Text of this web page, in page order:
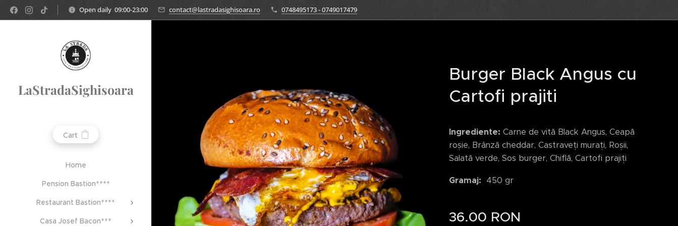
Open daily 09:00-23:00 contact@lastradasighisoara.ro 0748495173 - 0749017479
LaStradaSighisoara
Cart
Home
Pension Bastion****
Restaurant Bastion****
Casa Josef Bacon***
Burger Black Angus cu
Cartofi prajiti
Ingrediente: Carne de vită Black Angus, Ceapă
roșie, Brânză cheddar, Castraveți murați, Roșii,
Salată verde, Sos burger, Chiflă, Cartofi prajiți
Gramaj: 450 gr
36.00 RON